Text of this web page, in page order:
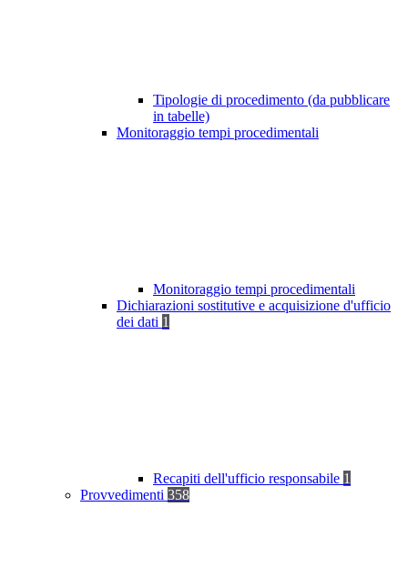
Tipologie di procedimento (da pubblicare
in tabelle)
Monitoraggio tempi procedimentali
Monitoraggio tempi procedimentali
Dichiarazioni sostitutive e acquisizione d'ufficio
dei dati 1
Recapiti dell'ufficio responsabile 1
Provvedimenti 358